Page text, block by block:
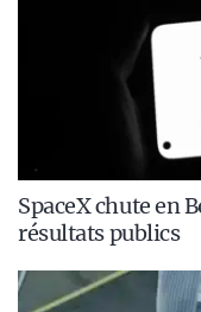
SpaceX chute en
résultats publics